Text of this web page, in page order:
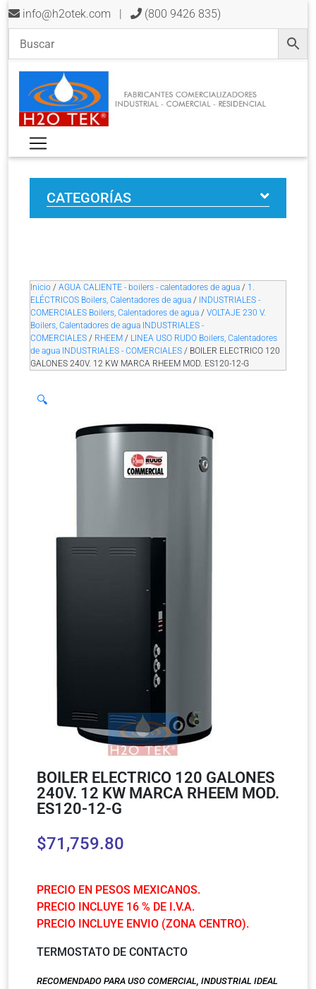
info@h2otek.com | (800 9426 835)
CATEGORÍAS
Inicio / AGUA CALIENTE - boilers - calentadores de agua / 1.
ELÉCTRICOS Boilers, Calentadores de agua / INDUSTRIALES -
COMERCIALES Boilers, Calentadores de agua / VOLTAJE 230 V.
Boilers, Calentadores de agua INDUSTRIALES -
COMERCIALES / RHEEM / LINEA USO RUDO Boilers, Calentadores
de agua INDUSTRIALES - COMERCIALES / BOILER ELECTRICO 120
GALONES 240V. 12 KW MARCA RHEEM MOD. ES120-12-G
🔍
BOILER ELECTRICO 120 GALONES
240V. 12 KW MARCA RHEEM MOD.
ES120-12-G
$71,759.80
PRECIO EN PESOS MEXICANOS.
PRECIO INCLUYE 16 % DE I.V.A.
PRECIO INCLUYE ENVIO (ZONA CENTRO).
TERMOSTATO DE CONTACTO
RECOMENDADO PARA USO COMERCIAL, INDUSTRIAL IDEAL